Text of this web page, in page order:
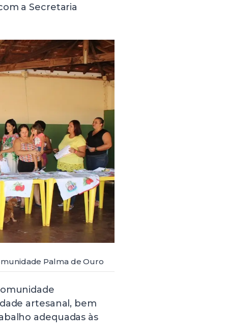
a Secretaria
Palma de Ouro
artesanal, bem
adequadas às